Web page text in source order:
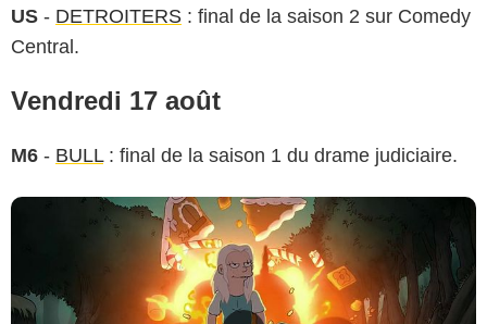
US - DETROITERS : final de la saison 2 sur Comedy
Central.
Vendredi 17 août
M6 - BULL: final de la saison 1 du drame judiciaire.